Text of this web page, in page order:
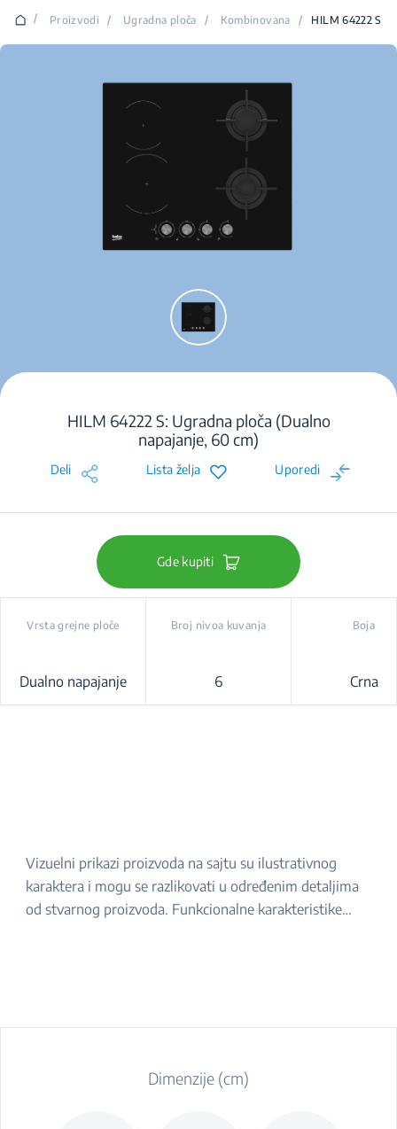
/ Proizvodi / Ugradna ploča / Kombinovana / HILM 64222 S
HILM 64222 S: Ugradna ploča (Dualno
napajanje, 60 cm)
Deli Lista želja Uporedi
Gde kupiti
Vrsta grejne ploče
Dualno napajanje
Broj nivoa kuvanja
6
Boja
Crna
Vizuelni prikazi proizvoda na sajtu su ilustrativnog
karaktera i mogu se razlikovati u određenim detaljima
od stvarnog proizvoda. Funkcionalne karakteristike
Dimenzije (cm)